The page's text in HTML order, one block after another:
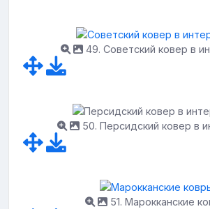
49. Советский ковер в
50. Персидский ковер в
51. Марокканские